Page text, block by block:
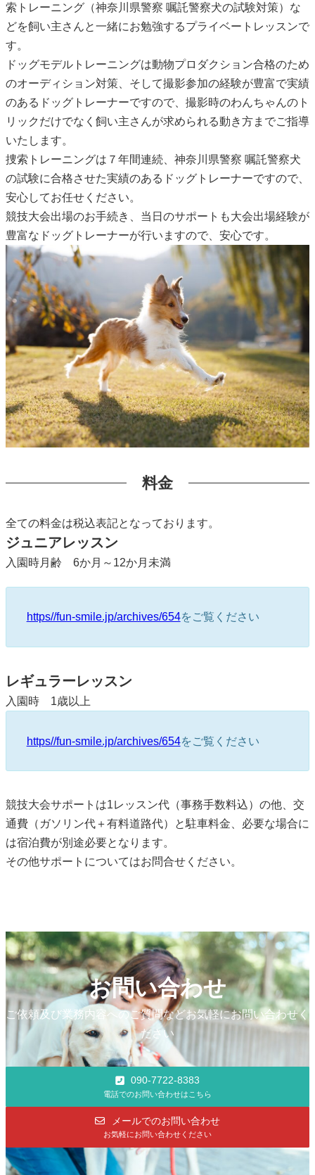
索トレーニング（神奈川県警察 嘱託警察犬の試験対策）な
どを飼い主さんと一緒にお勉強するプライベートレッスンで
す。
ドッグモデルトレーニングは動物プロダクション合格のため
のオーディション対策、そして撮影参加の経験が豊富で実績
のあるドッグトレーナーですので、撮影時のわんちゃんのト
リックだけでなく飼い主さんが求められる動き方までご指導
いたします。
捜索トレーニングは７年間連続、神奈川県警察 嘱託警察犬
の試験に合格させた実績のあるドッグトレーナーですので、
安心してお任せください。
競技大会出場のお手続き、当日のサポートも大会出場経験が
豊富なドッグトレーナーが行いますので、安心です。
料金
全ての料金は税込表記となっております。
ジュニアレッスン
入園時月齢 6か月～12か月未満
https//fun-smile.jp/archives/654をご覧ください
レギュラーレッスン
入園時 1歳以上
https//fun-smile.jp/archives/654をご覧ください
競技大会サポートは1レッスン代（事務手数料込）の他、交
通費（ガソリン代＋有料道路代）と駐車料金、必要な場合に
は宿泊費が別途必要となります。
その他サポートについてはお問合せください。
お問い合わせ
ご依頼及び業務内容へのご質問などお気軽にお問い合わせく
ださい
090-7722-8383
電話でのお問い合わせはこちら
メールでのお問い合わせ
お気軽にお問い合わせください